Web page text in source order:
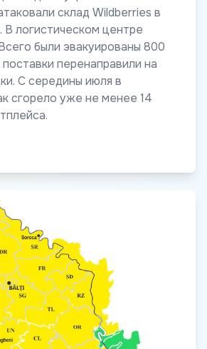
склад Wildberries в
В логистическом центре
были эвакуированы 800
перенаправили на
С середины июля в
сгорело уже не менее 14